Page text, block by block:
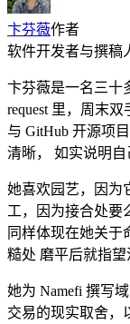
卞芬薇作者
软件开发者与撰稿
卞芬薇是一名三十
request 里，周末
与 GitHub 开源项
清晰， 如实说明自
她喜欢园艺，因为
工，因为接合处要
同样体现在她关于
糙处 磨平后就指望
她为 Namefi 撰写
交易的现实取舍，